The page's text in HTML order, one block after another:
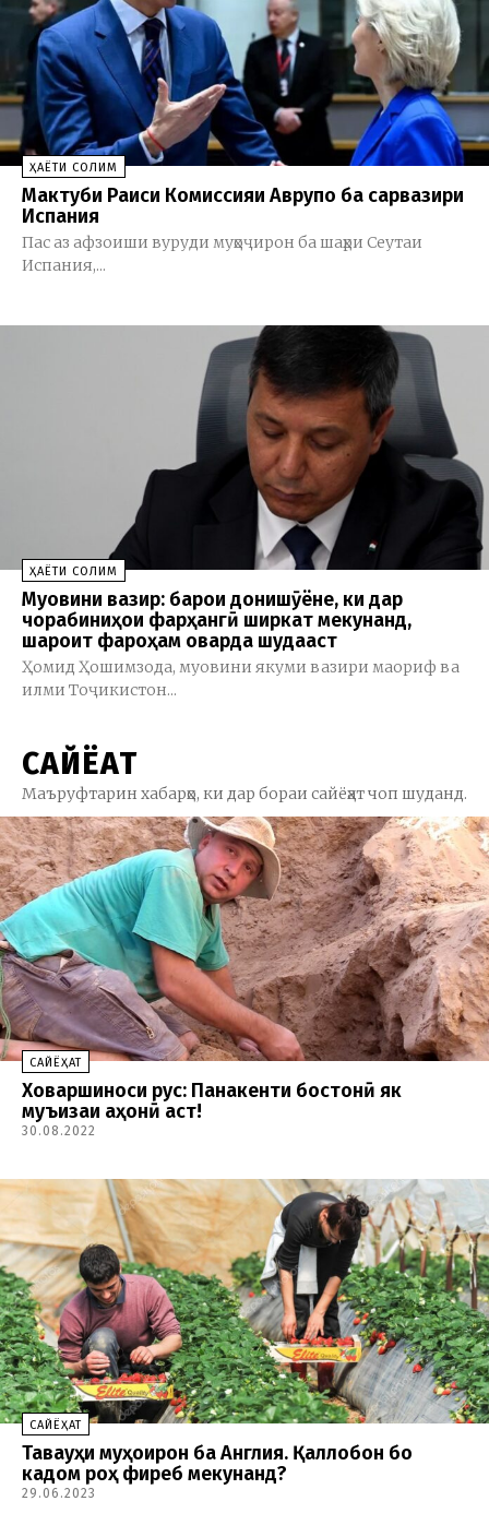
ҲАЁТИ СОЛИМ
Мактуби Раиси Комиссияи Аврупо ба сарвазири
Испания
Пас аз афзоиши вуруди муҳоҷирон ба шаҳри Сеутаи
Испания,...
ҲАЁТИ СОЛИМ
Муовини вазир: барои донишҷӯёне, ки дар
чорабиниҳои фарҳангӣ ширкат мекунанд,
шароит фароҳам оварда шудааст
Ҳомид Ҳошимзода, муовини якуми вазири маориф ва
илми Тоҷикистон...
САЙЁҲАТ
Маъруфтарин хабарҳо, ки дар бораи сайёҳат чоп шуданд.
CАЙЁҲАТ
Ховаршиноси рус: Панҷакенти бостонӣ як
муъҷизаи ҷаҳонӣ аст!
30.08.2022
CАЙЁҲАТ
Таваҷҷуҳи муҳоҷирон ба Англия. Қаллобон бо
кадом роҳ фиреб мекунанд?
29.06.2023